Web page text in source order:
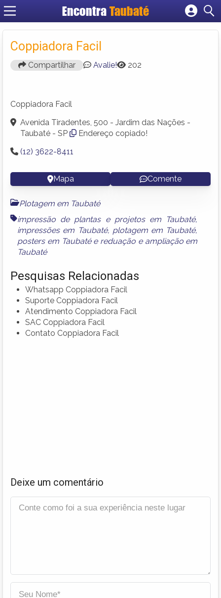
EncontraTaubaté
Cadastrar empresa
Criar conta
Coppiadora Facil
Compartilhar Avalie! 202
Coppiadora Facil
Avenida Tiradentes, 500 - Jardim das Nações -
Taubaté - SP
Endereço copiado!
(12) 3622-8411
Mapa Comente
Plotagem em Taubaté
impressão de plantas e projetos em Taubaté,
impressões em Taubaté, plotagem em Taubaté,
posters em Taubatée reduação e ampliação em
Taubaté
Pesquisas Relacionadas
Whatsapp Coppiadora Facil
Suporte Coppiadora Facil
Atendimento Coppiadora Facil
SAC Coppiadora Facil
Contato Coppiadora Facil
Deixe um comentário